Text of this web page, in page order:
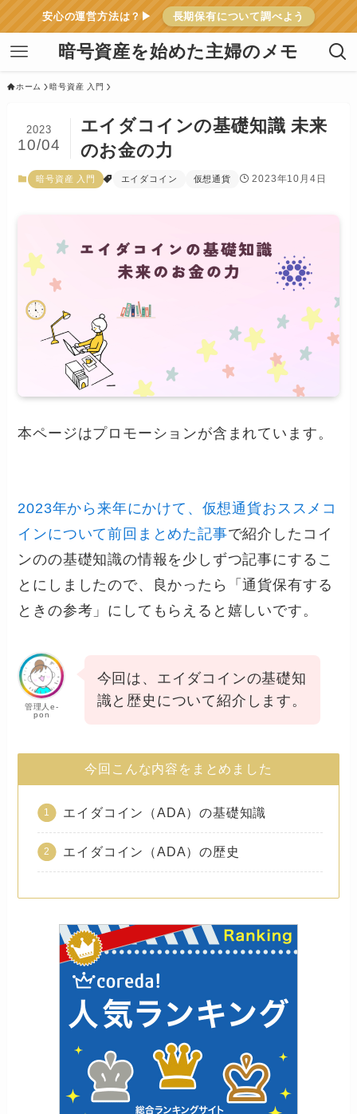
安心の運営方法は？▶ 長期保有について調べよう
暗号資産を始めた主婦のメモ
ホーム 暗号資産 入門
エイダコインの基礎知識 未来
のお金の力
2023
10/04
暗号資産 入門 エイダコイン 仮想通貨 2023年10月4日
本ページはプロモーションが含まれています。
2023年から来年にかけて、仮想通貨おススメコ
インについて前回まとめた記事で紹介したコイ
ンのの基礎知識の情報を少しずつ記事にするこ
とにしましたので、良かったら「通貨保有する
ときの参考」にしてもらえると嬉しいです。
管理人e-
pon
今回は、エイダコインの基礎知
識と歴史について紹介します。
今回こんな内容をまとめました
エイダコイン（ADA）の基礎知識
エイダコイン（ADA）の歴史